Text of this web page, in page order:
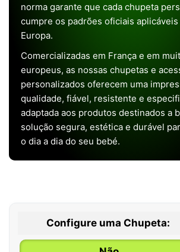
norma garante que cada chupeta
cumpre os padrões oficiais aplicáveis
Europa.
Comercializadas em França e em
europeus, as nossas chupetas e
personalizados oferecem uma
qualidade, fiável, resistente e
adaptada aos produtos destinados a
solução segura, estética e durável
o dia a dia do seu bebé.
Configure uma Chupeta: